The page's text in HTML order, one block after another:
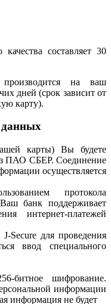
составляет 30
производится на ваш
дней (срок зависит от
карту).
данных
карты) Вы будете
ПАО СБЕР. Соединение
осуществляется
протокола
банк поддерживает
интернет-платежей
Secure для проведения
ввод специального
битное шифрование.
информации
информация не будет